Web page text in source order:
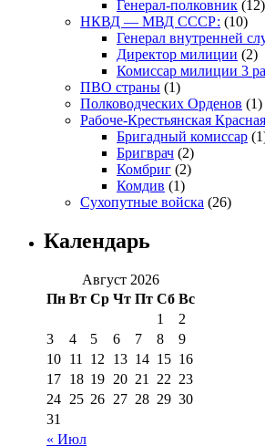
Генерал-полковник (12)
НКВД — МВД СССР: (10)
Генерал внутренней
Директор милиции (2)
Комиссар милиции 3
ПВО страны (1)
Полководческих Орденов (1)
Рабоче-Крестьянская
Бригадный комиссар
Бригврач (2)
Комбриг (2)
Комдив (1)
Сухопутные войска (26)
Календарь
Август 2026
Пн Вт Ср Чт Пт Сб Вс
« Июл
1
2
3
4 5 6 7 8
9
10 11 12 13 14 15 16
17 18 19 20 21 22 23
24 25 26 27 28 29 30
31